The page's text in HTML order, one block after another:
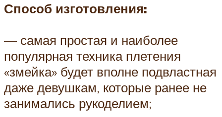
Способ изготовления:
— самая простая и наиболее
популярная техника плетения
«змейка» будет вполне подвластная
даже девушкам, которые ранее не
занимались рукоделием;